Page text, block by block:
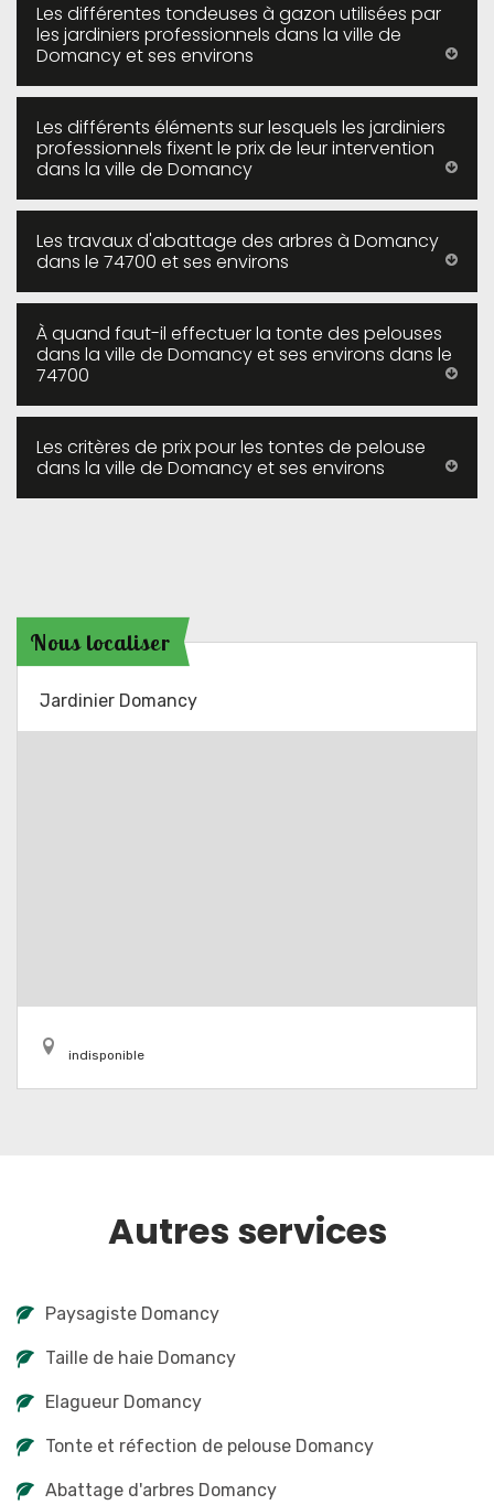
Les différentes tondeuses à gazon utilisées par
les jardiniers professionnels dans la ville de
Domancy et ses environs
Les différents éléments sur lesquels les jardiniers
professionnels fixent le prix de leur intervention
dans la ville de Domancy
Les travaux d'abattage des arbres à Domancy
dans le 74700 et ses environs
À quand faut-il effectuer la tonte des pelouses
dans la ville de Domancy et ses environs dans le
74700
Les critères de prix pour les tontes de pelouse
dans la ville de Domancy et ses environs
Nous localiser
Jardinier Domancy
indisponible
Autres services
Paysagiste Domancy
Taille de haie Domancy
Elagueur Domancy
Tonte et réfection de pelouse Domancy
Abattage d'arbres Domancy